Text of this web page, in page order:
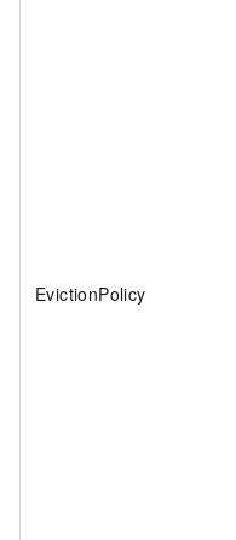
EvictionPolicy